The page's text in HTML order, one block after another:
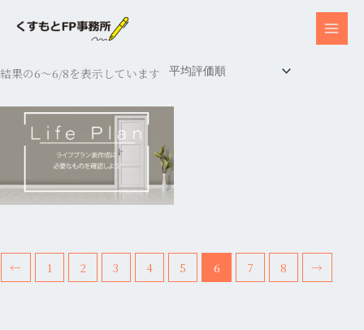
ス
ッ
結果の6～6/8を表示しています 均
順
← 1 2 3 4 5 6 7 8 →